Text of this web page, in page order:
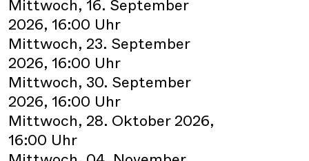
Mittwoch, 16. September
2026, 16:00 Uhr
Mittwoch, 23. September
2026, 16:00 Uhr
Mittwoch, 30. September
2026, 16:00 Uhr
Mittwoch, 28. Oktober 2026,
16:00 Uhr